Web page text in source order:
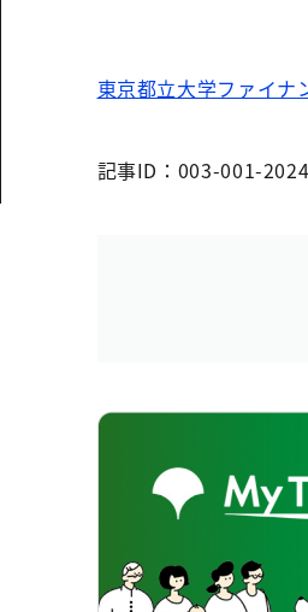
東京都立大学ファイナ
記事ID：003-001-